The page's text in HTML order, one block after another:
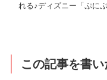
れる♪ディズニー「ぷに
この記事を書い